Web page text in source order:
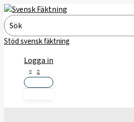
Hoppa
till
innehåll
Search
for:
Stöd svensk fäktning
Logga in